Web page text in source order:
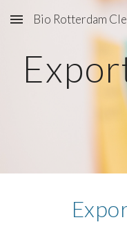
Skip to main content
Bio Rotterdam